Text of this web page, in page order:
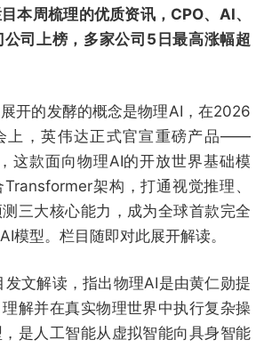
本周梳理的优质资讯，CPO、AI、
司上榜，多家公司5日最高涨幅超
开的发酵的概念是物理AI，在2026
上，英伟达正式官宣重磅产品——
这款面向物理AI的开放世界基础模
架构，打通视觉推理、
三大核心能力，成为全球首款完全
模型。栏目随即对此展开解读。
文解读，指出物理AI是由黄仁勋提
解并在真实物理世界中执行复杂操
是人工智能从虚拟智能向具身智能